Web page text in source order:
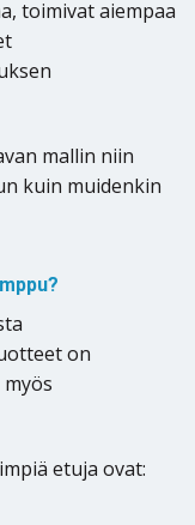
toimivat aiempaa
mallin niin
kuin muidenkin
on
etuja ovat: